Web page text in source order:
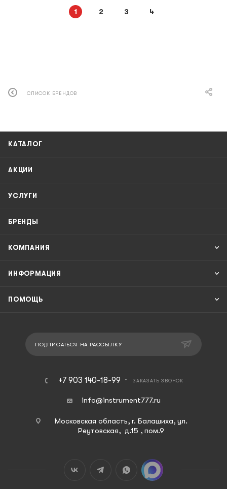
1 2 3 4
СПИСОК БРЕНДОВ
КАТАЛОГ
АКЦИИ
УСЛУГИ
БРЕНДЫ
КОМПАНИЯ
ИНФОРМАЦИЯ
ПОМОЩЬ
ПОДПИСАТЬСЯ НА РАССЫЛКУ
+7 903 140-18-99 ЗАКАЗАТЬ ЗВОНОК
info@instrument777.ru
Московская область, г. Балашиха, ул.
Реутовская, д.15 , пом.9